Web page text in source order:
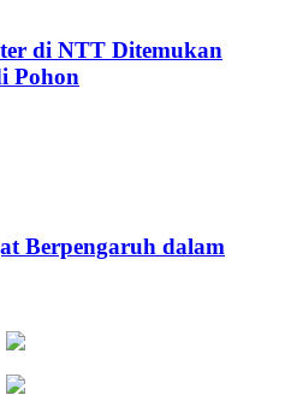
di NTT Ditemukan
Pohon
Berpengaruh dalam